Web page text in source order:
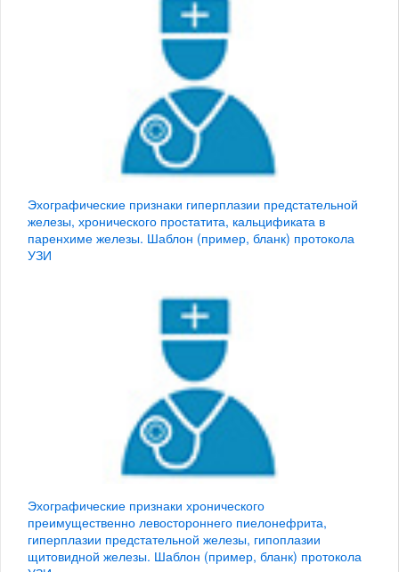
Эхографические признаки гиперплазии предстательной
железы, хронического простатита, кальцификата в
паренхиме железы. Шаблон (пример, бланк) протокола
УЗИ
Эхографические признаки хронического
преимущественно левостороннего пиелонефрита,
гиперплазии предстательной железы, гипоплазии
щитовидной железы. Шаблон (пример, бланк) протокола